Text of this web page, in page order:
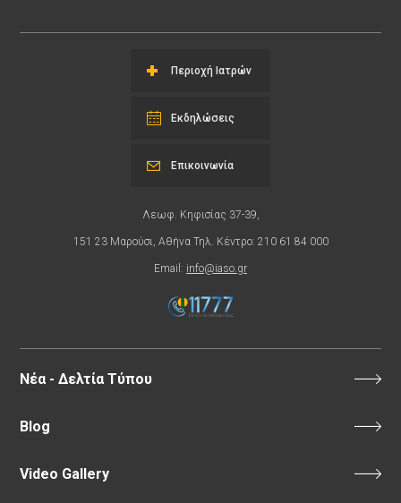
Περιοχή Ιατρών
Εκδηλώσεις
Λεωφ. Κηφισίας 37-39,
151 23 Μαρούσι, Αθήνα Τηλ. Κέντρο: 210 61 84 000
Email: info@iaso.gr
Επικοινωνία
Νέα - Δελτία Τύπου
Blog
Video Gallery